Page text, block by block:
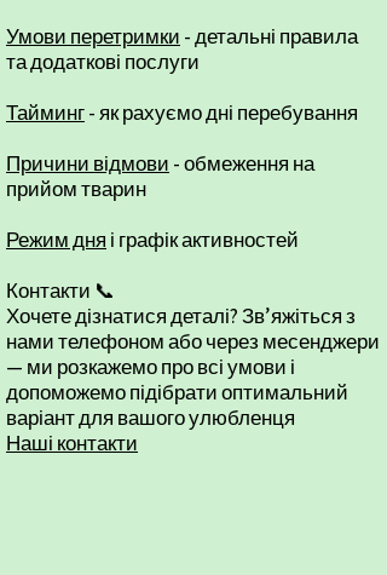
Умови перетримки - детальні правила
та додаткові послуги
Тайминг- як рахуємо дні перебування
Причини відмови - обмеження на
прийом тварин
Режим дня і графік активностей
Контакти 📞
Хочете дізнатися деталі? Зв’яжіться з
нами телефоном або через месенджери
— ми розкажемо про всі умови і
допоможемо підібрати оптимальний
варіант для вашого улюбленця
Наші контакти